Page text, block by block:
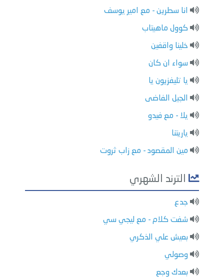
انا سطرين - مع امير يوسف
كوول ماهيتاب
خلينا واقفين
سواء ان كان
يا تليفزيون يا
الجيل الفاضى
يلا - مع فيدو
ياريتنا
مين المقصود - مع زاب ثروت
الترند الشهري
جدع
شفت كلام - مع ليجي سي
بعيش علي الذكري
وصولي
بعدك وجع